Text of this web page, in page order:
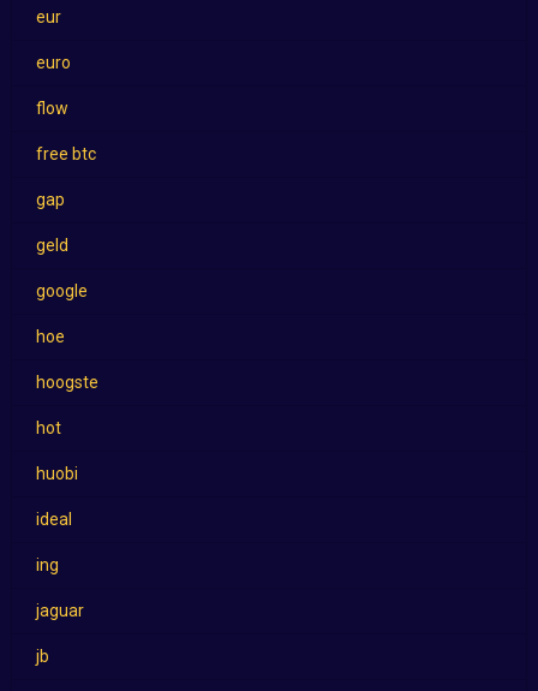
eur
euro
flow
free btc
gap
geld
google
hoe
hoogste
hot
huobi
ideal
ing
jaguar
jb